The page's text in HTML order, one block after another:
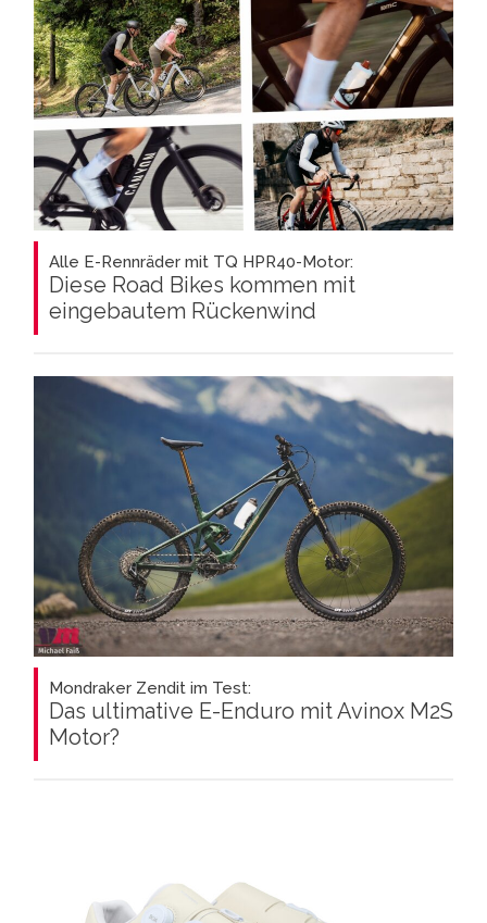
Alle E-Rennräder mit TQ HPR40-Motor:
Diese Road Bikes kommen mit
eingebautem Rückenwind
Mondraker Zendit im Test:
Das ultimative E-Enduro mit Avinox M2S
Motor?